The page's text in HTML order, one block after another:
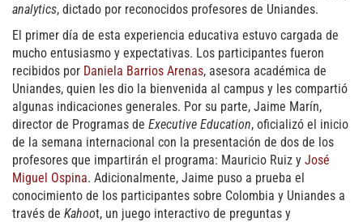
analytics, dictado por reconocidos profesores de Uniandes.
El primer día de esta experiencia educativa estuvo cargada de
mucho entusiasmo y expectativas. Los participantes fueron
recibidos por Daniela Barrios Arenas, asesora académica de
Uniandes, quien les dio la bienvenida al campus y les compartió
algunas indicaciones generales. Por su parte, Jaime Marín,
director de Programas de Executive Education, oficializó el inicio
de la semana internacional con la presentación de dos de los
profesores que impartirán el programa: Mauricio Ruiz y José
Miguel Ospina. Adicionalmente, Jaime puso a prueba el
conocimiento de los participantes sobre Colombia y Uniandes a
través de Kahoot, un juego interactivo de preguntas y